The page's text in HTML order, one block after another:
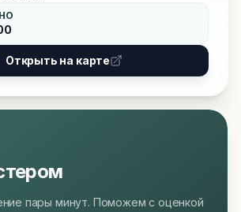
Открыть на карте
пары минут. Поможем с оценкой